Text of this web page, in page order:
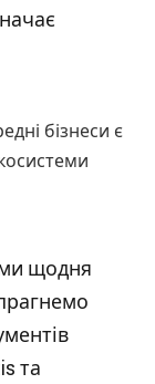
бізнеси є
щодня
та